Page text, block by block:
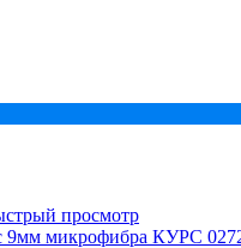
просмотр
9мм микрофибра КУРС